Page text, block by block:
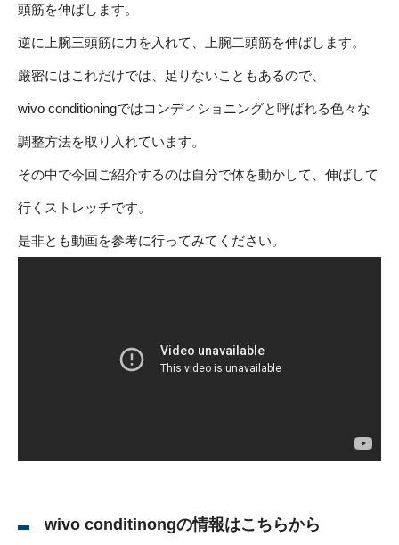
頭筋を伸ばします。
逆に上腕三頭筋に力を入れて、上腕二頭筋を伸ばします。
厳密にはこれだけでは、足りないこともあるので、
wivo conditioningではコンディショニングと呼ばれる色々な
調整方法を取り入れています。
その中で今回ご紹介するのは自分で体を動かして、伸ばして
行くストレッチです。
是非とも動画を参考に行ってみてください。
wivo conditinongの情報はこちらから